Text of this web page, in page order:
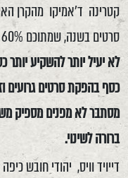
סרטים בשנה, שמתוכם 60% לא מופצים כלל.
לא יעיל יותר להשקיע יותר
כסף בהפקת סרטים גרועים
מסתבר לא מפנים מספיק
ברורה לשינוי.